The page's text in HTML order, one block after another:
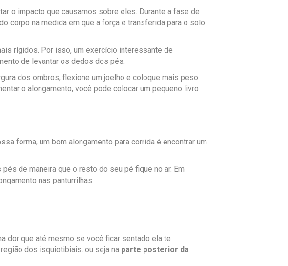
o impacto que causamos sobre eles. Durante a fase de
corpo na medida em que a força é transferida para o solo
rígidos. Por isso, um exercício interessante de
de levantar os dedos dos pés.
dos ombros, flexione um joelho e coloque mais peso
o alongamento, você pode colocar um pequeno livro
forma, um bom alongamento para corrida é encontrar um
de maneira que o resto do seu pé fique no ar. Em
nas panturrilhas.
dor que até mesmo se você ficar sentado ela te
dos isquiotibiais, ou seja na parte posterior da